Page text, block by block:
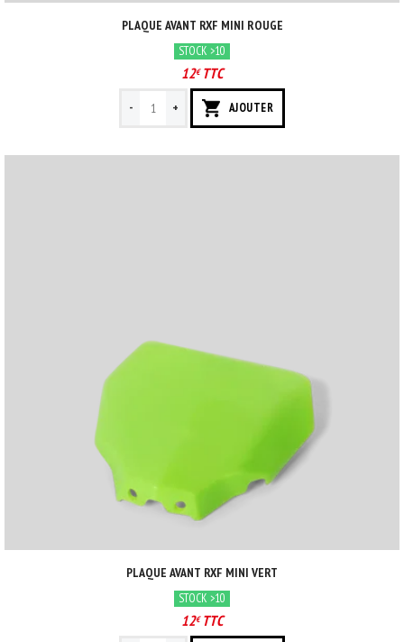
PLAQUE AVANT RXF MINI ROUGE
STOCK >10
12€TTC
- + AJOUTER
PLAQUE AVANT RXF MINI VERT
STOCK >10
12€TTC